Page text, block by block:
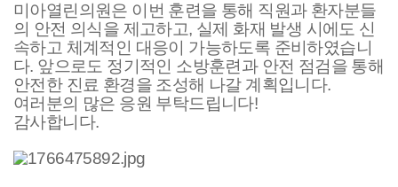
미아열린의원은 이번 훈련을 통해 직원과 환자분들
의 안전 의식을 제고하고, 실제 화재 발생 시에도 신
속하고 체계적인 대응이 가능하도록 준비하였습니
다. 앞으로도 정기적인 소방훈련과 안전 점검을 통해
안전한 진료 환경을 조성해 나갈 계획입니다.
여러분의 많은 응원 부탁드립니다!
감사합니다.